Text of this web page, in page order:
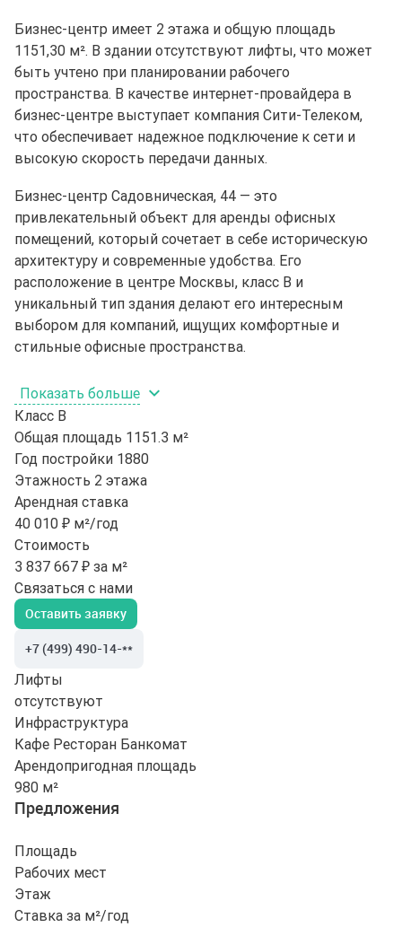
Бизнес-центр имеет 2 этажа и общую площадь
1151,30 м². В здании отсутствуют лифты, что может
быть учтено при планировании рабочего
пространства. В качестве интернет-провайдера в
бизнес-центре выступает компания Сити-Телеком,
что обеспечивает надежное подключение к сети и
высокую скорость передачи данных.
Бизнес-центр Садовническая, 44 — это
привлекательный объект для аренды офисных
помещений, который сочетает в себе историческую
архитектуру и современные удобства. Его
расположение в центре Москвы, класс B и
уникальный тип здания делают его интересным
выбором для компаний, ищущих комфортные и
стильные офисные пространства.
Показать больше
Класс B
Общая площадь 1151.3 м²
Год постройки 1880
Этажность 2 этажа
Арендная ставка
40 010 ₽ м²/год
Стоимость
3 837 667 ₽ за м²
Связаться с нами
Оставить заявку
+7 (499) 490-14-**
Лифты
отсутствуют
Инфраструктура
Кафе Ресторан Банкомат
Арендопригодная площадь
980 м²
Предложения
Площадь
Рабочих мест
Этаж
Ставка за м²/год